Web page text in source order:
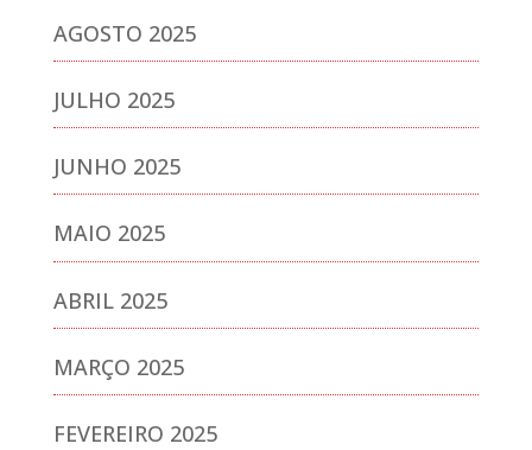
AGOSTO 2025
JULHO 2025
JUNHO 2025
MAIO 2025
ABRIL 2025
MARÇO 2025
FEVEREIRO 2025